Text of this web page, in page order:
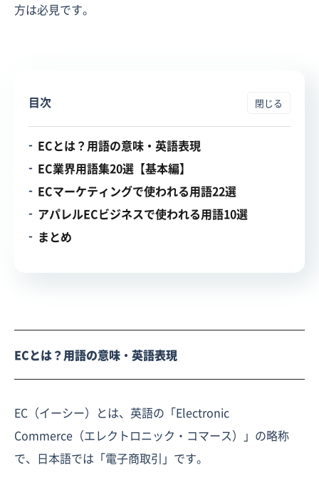
方は必見です。
目次
ECとは？用語の意味・英語表現
EC業界用語集20選【基本編】
ECマーケティングで使われる用語22選
アパレルECビジネスで使われる用語10選
まとめ
ECとは？用語の意味・英語表現
EC（イーシー）とは、英語の「Electronic
Commerce（エレクトロニック・コマース）」の略称
で、日本語では「電子商取引」です。